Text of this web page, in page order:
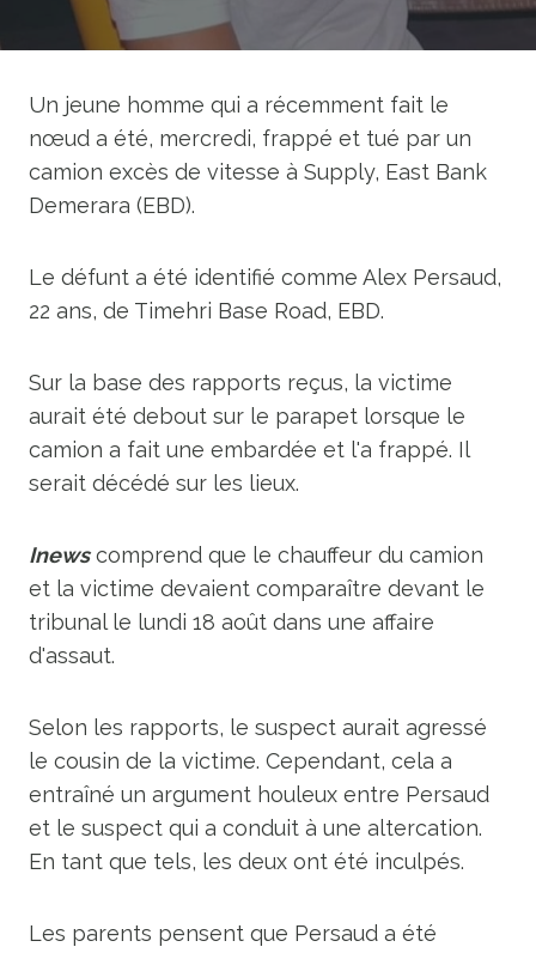
Un jeune homme qui a récemment fait le
nœud a été, mercredi, frappé et tué par un
camion excès de vitesse à Supply, East Bank
Demerara (EBD).
Le défunt a été identifié comme Alex Persaud,
22 ans, de Timehri Base Road, EBD.
Sur la base des rapports reçus, la victime
aurait été debout sur le parapet lorsque le
camion a fait une embardée et l'a frappé. Il
serait décédé sur les lieux.
Inewscomprend que le chauffeur du camion
et la victime devaient comparaître devant le
tribunal le lundi 18 août dans une affaire
d'assaut.
Selon les rapports, le suspect aurait agressé
le cousin de la victime. Cependant, cela a
entraîné un argument houleux entre Persaud
et le suspect qui a conduit à une altercation.
En tant que tels, les deux ont été inculpés.
Les parents pensent que Persaud a été